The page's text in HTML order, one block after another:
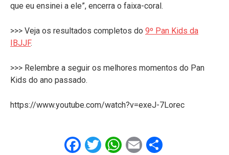
que eu ensinei a ele”, encerra o faixa-coral.
>>> Veja os resultados completos do 9º Pan Kids da
IBJJF.
>>> Relembre a seguir os melhores momentos do Pan
Kids do ano passado.
https://www.youtube.com/watch?v=exeJ-7Lorec
Facebook
Twitter
WhatsApp
EmailShare